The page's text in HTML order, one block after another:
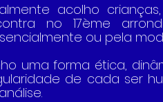
acolho
no 17ème
ou pela
uma forma ética,
de cada ser